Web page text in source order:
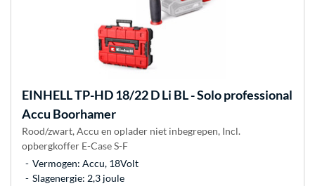
EINHELLTP-HD 18/22 D Li BL - Solo professional
Accu Boorhamer
Rood/zwart, Accu en oplader niet inbegrepen, Incl.
opbergkoffer E-Case S-F
Vermogen: Accu, 18Volt
Slagenergie: 2,3 joule